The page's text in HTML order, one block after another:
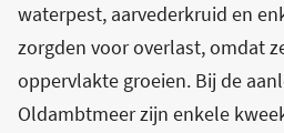
waterpest, aarvederkruid en
zorgden voor overlast, omdat
oppervlakte groeien. Bij de
Oldambtmeer zijn enkele